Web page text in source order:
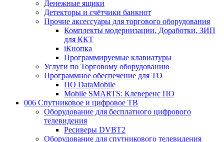
Денежные ящики
Детекторы и счётчики банкнот
Прочие аксессуары для торгового оборудования
Комплекты модернизации, Доработки, ЗИП
для ККТ
iКнопка
Программируемые клавиатуры
Услуги по Торговому оборудованию
Программное обеспечение для ТО
ПО DataMobile
Mobile SMARTS: Клеверенс ПО
006 Спутниковое и цифровое ТВ
Оборудование для бесплатного цифрового
телевидения
Ресиверы DVBT2
Оборудование для спутникового телевидения